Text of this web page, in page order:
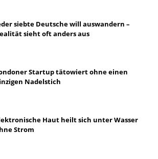
siebte Deutsche will auswandern –
sieht oft anders aus
Startup tätowiert ohne einen
Nadelstich
Haut heilt sich unter Wasser
Strom